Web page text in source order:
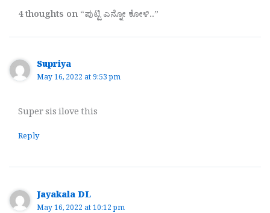
4 thoughts on “ಪುಟ್ಟಿ ಎನ್ನೋ ಕೋಳಿ..”
Supriya
May 16, 2022 at 9:53 pm
Super sis ilove this
Reply
Jayakala DL
May 16, 2022 at 10:12 pm